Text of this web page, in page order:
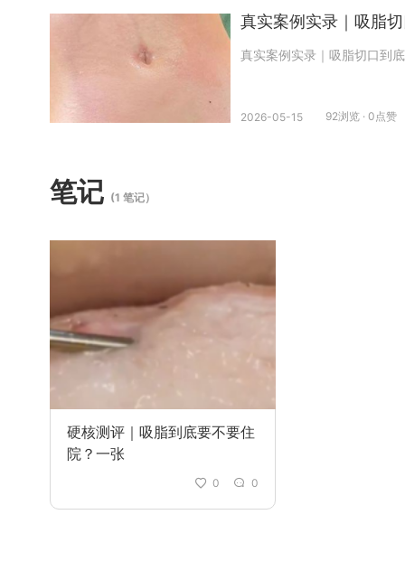
真实案例实录｜吸脂
真实案例实录｜吸脂切口到
2026-05-15 92浏览 · 0点赞
笔记 (1 笔记）
硬核测评｜吸脂到底要不要住
院？一张
0 0